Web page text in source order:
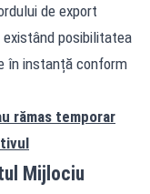
de export
posibilitatea
în instanță conform
rămas temporar
Mijlociu